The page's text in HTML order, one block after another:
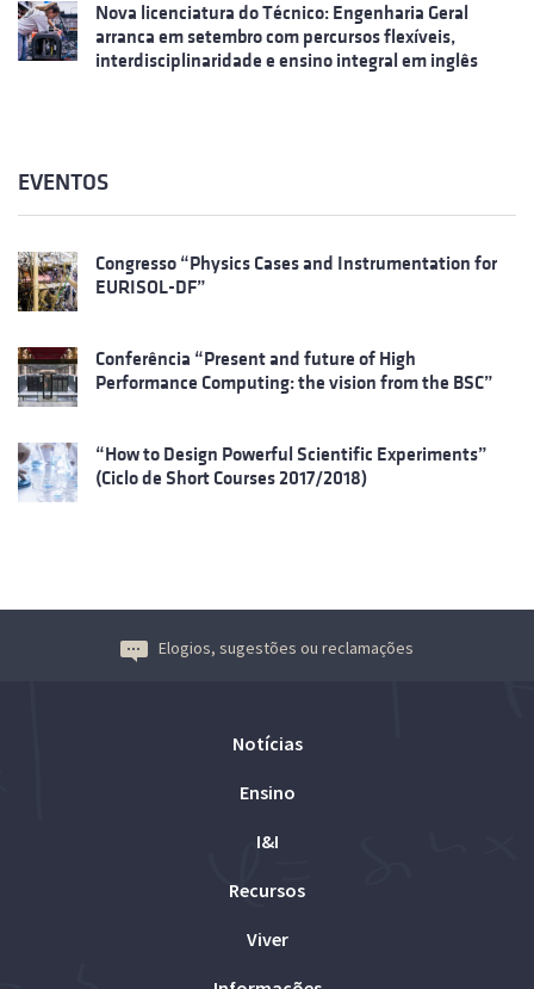
Nova licenciatura do Técnico: Engenharia Geral
arranca em setembro com percursos flexíveis,
interdisciplinaridade e ensino integral em inglês
EVENTOS
Congresso “Physics Cases and Instrumentation for
EURISOL-DF”
Conferência “Present and future of High
Performance Computing: the vision from the BSC”
“How to Design Powerful Scientific Experiments”
(Ciclo de Short Courses 2017/2018)
Elogios, sugestões ou reclamações
Notícias
Ensino
I&I
Recursos
Viver